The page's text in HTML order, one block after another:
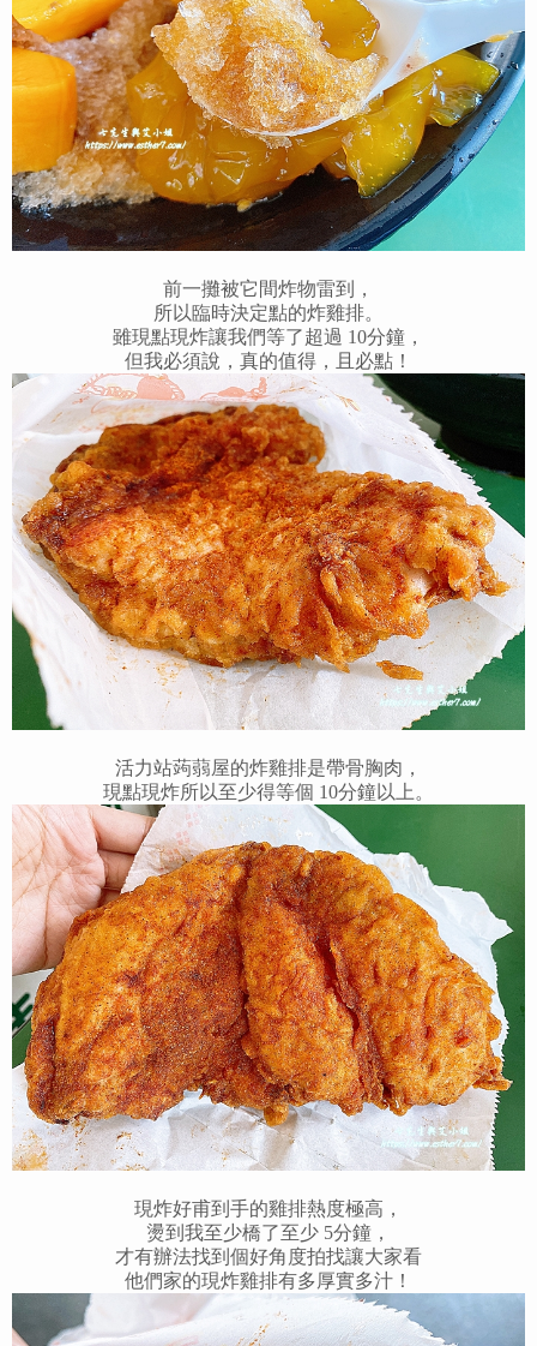
前一攤被它間炸物雷到，
所以臨時決定點的炸雞排。
雖現點現炸讓我們等了超過 10分鐘，
但我必須說，真的值得，且必點！
活力站蒟蒻屋的炸雞排是帶骨胸肉，
現點現炸所以至少得等個 10分鐘以上。
現炸好甫到手的雞排熱度極高，
燙到我至少橋了至少 5分鐘，
才有辦法找到個好角度拍找讓大家看
他們家的現炸雞排有多厚實多汁！